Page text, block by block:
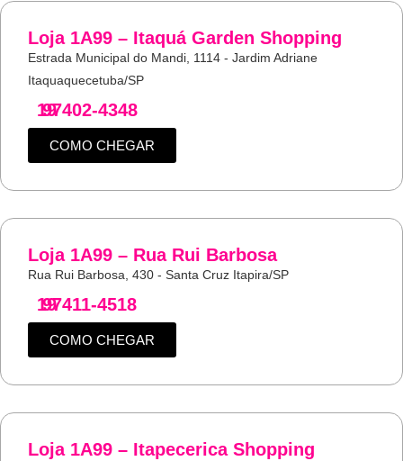
Loja 1A99 – Itaquá Garden Shopping
Estrada Municipal do Mandi, 1114 - Jardim Adriane
Itaquaquecetuba/SP
19
97402-4348
COMO CHEGAR
Loja 1A99 – Rua Rui Barbosa
Rua Rui Barbosa, 430 - Santa Cruz Itapira/SP
19
97411-4518
COMO CHEGAR
Loja 1A99 – Itapecerica Shopping